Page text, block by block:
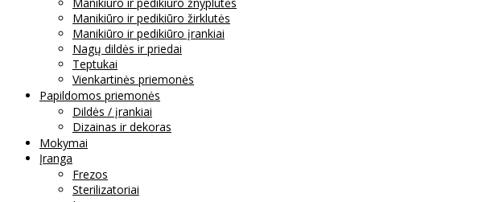
Manikiūro ir pedikiūro žirklutės
Manikiūro ir pedikiūro įrankiai
Nagų dildės ir priedai
Teptukai
Vienkartinės priemonės
Papildomos priemonės
Dildės / įrankiai
Dizainas ir dekoras
Mokymai
Įranga
Frezos
Sterilizatoriai